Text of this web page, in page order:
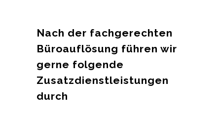
Nach der fachgerechten
Büroauflösung führen wir
gerne folgende
Zusatzdienstleistungen
durch